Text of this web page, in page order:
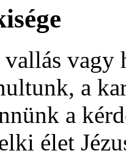
a
a
élet